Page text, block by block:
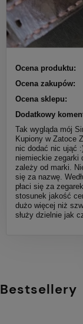
Ocena produktu:
Ocena zakupów:
Ocena sklepu:
Dodatkowy
Tak wygląda mój
Kupiony w Zatoce
nic dodać nic ująć
niemieckie zegarki
zależy od marki.
się za nazwę.
płaci się za
stosunek jakość
dużo więcej niż
służy dzielnie jak
Bestsellery